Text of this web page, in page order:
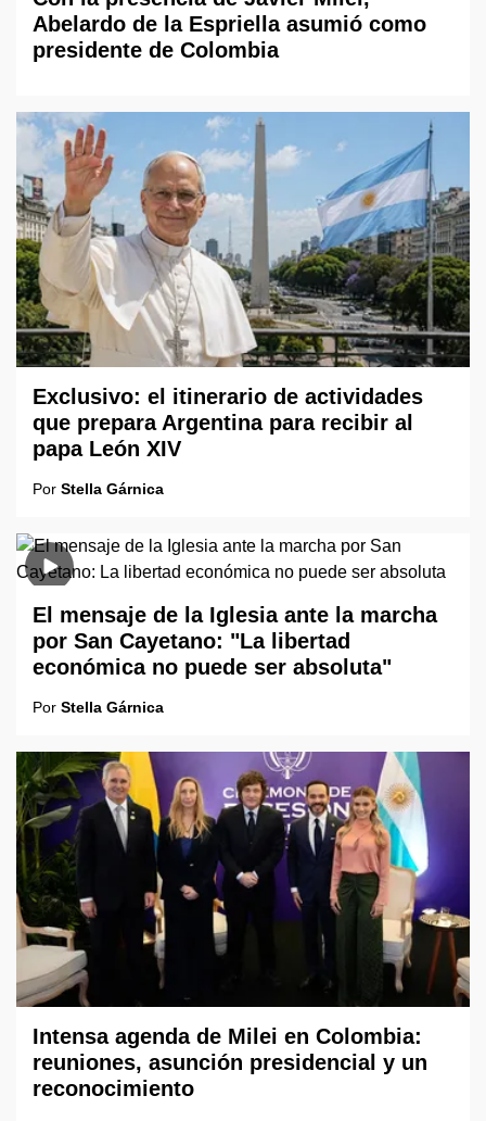
Abelardo de la Espriella asumió como
presidente de Colombia
Exclusivo: el itinerario de actividades
que prepara Argentina para recibir al
papa León XIV
Por Stella Gárnica
El mensaje de la Iglesia ante la marcha
por San Cayetano: "La libertad
económica no puede ser absoluta"
Por Stella Gárnica
Intensa agenda de Milei en Colombia:
reuniones, asunción presidencial y un
reconocimiento